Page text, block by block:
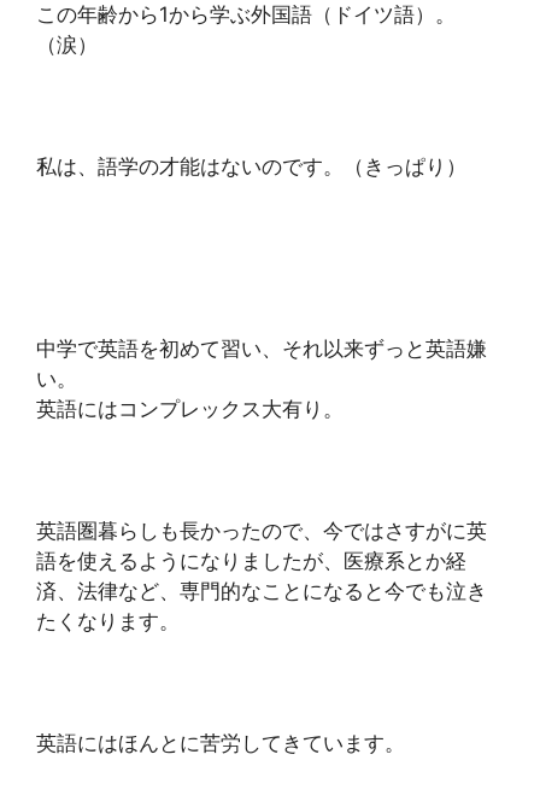
この年齢から1から学ぶ外国語（ドイツ語）。
（涙）
私は、語学の才能はないのです。（きっぱり）
中学で英語を初めて習い、それ以来ずっと英語嫌
い。
英語にはコンプレックス大有り。
英語圏暮らしも長かったので、今ではさすがに英
語を使えるようになりましたが、医療系とか経
済、法律など、専門的なことになると今でも泣き
たくなります。
英語にはほんとに苦労してきています。